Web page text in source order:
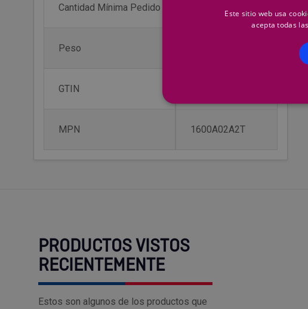
Cantidad Mínima Pedido
Peso
GTIN
MPN 1600A02A2T
PRODUCTOS VISTOS
RECIENTEMENTE
Estos son algunos de los productos que
Este sitio web usa
acepta todas